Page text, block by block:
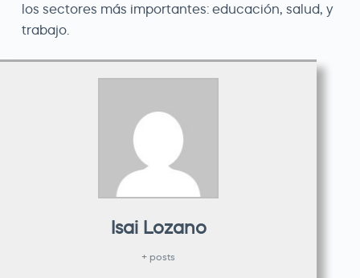
los sectores más importantes: educación, salud, y
trabajo.
Isai Lozano
+ posts